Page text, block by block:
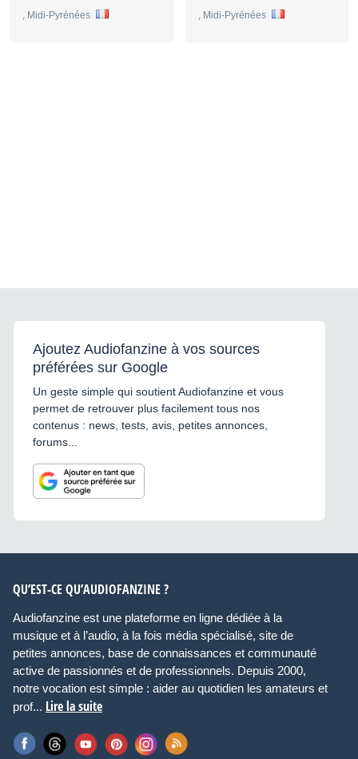
, Midi-Pyrénées , Midi-Pyrénées
Ajoutez Audiofanzine à vos sources
préférées sur Google
Un geste simple qui soutient Audiofanzine et vous
permet de retrouver plus facilement tous nos
contenus : news, tests, avis, petites annonces,
forums...
QU’EST-CE QU’AUDIOFANZINE ?
Audiofanzine est une plateforme en ligne dédiée à la
musique et à l’audio, à la fois média spécialisé, site de
petites annonces, base de connaissances et communauté
active de passionnés et de professionnels. Depuis 2000,
notre vocation est simple : aider au quotidien les amateurs et
prof... Lire la suite